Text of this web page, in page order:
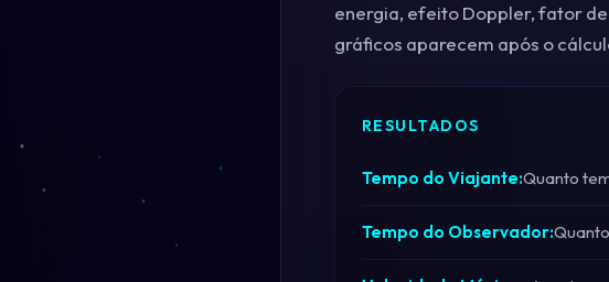
energia, efeito Doppler, fator
gráficos aparecem após o
RESULTADOS
Tempo do Viajante:Quanto
Tempo do Observador: